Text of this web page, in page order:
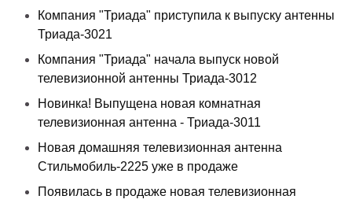
Компания "Триада" приступила к выпуску антенны
Триада-3021
Компания "Триада" начала выпуск новой
телевизионной антенны Триада-3012
Новинка! Выпущена новая комнатная
телевизионная антенна - Триада-3011
Новая домашняя телевизионная антенна
Стильмобиль-2225 уже в продаже
Появилась в продаже новая телевизионная